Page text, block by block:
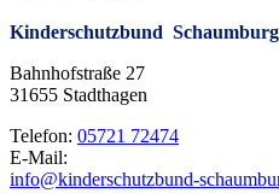
Kinderschutzbund Schaumburg
Bahnhofstraße 27
31655 Stadthagen
Telefon: 05721 72474
E-Mail:
info@kinderschutzbund-